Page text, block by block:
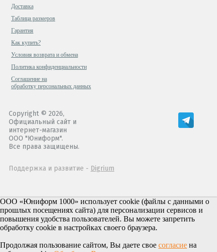
Доставка
Таблица размеров
Гарантия
Как купить?
Условия возврата и обмена
Политика конфиденциальности
Cоглашение на
обработку персональных данных
Copyright © 2026,
Официальный сайт и
интернет-магазин
ООО "Юниформ".
Все права защищены.
Поддержка и развитие - Digrium
ООО «Юниформ 1000» использует cookie (файлы с данными о
прошлых посещениях сайта) для персонализации сервисов и
повышения удобства пользователей. Вы можете запретить
обработку cookie в настройках своего браузера.
Продолжая пользование сайтом, Вы даете свое согласие на